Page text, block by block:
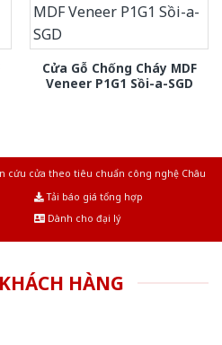
Cửa Gỗ Chống Cháy MDF
Veneer P1G1 Sồi-a-SGD
cứu cửa theo tiêu chuẩn công nghệ Châu
Tải báo giá tổng hợp
Dành cho đại lý
HÀNG